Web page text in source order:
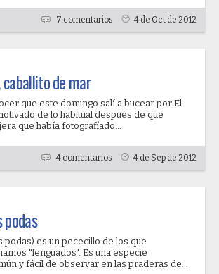
7 comentarios 4 de Oct de 2012
caballito de mar
que este domingo salí a bucear por El
de lo habitual después de que
que había fotografíado...
4 comentarios 4 de Sep de 2012
podas
podas) es un pececillo de los que
"lenguados". Es una especie
y fácil de observar en las praderas de...